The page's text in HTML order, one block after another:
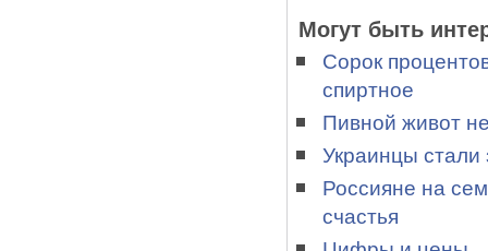
Могут быть
Сорок
спиртное
Пивной живот
Украинцы стали
Россияне на
счастья